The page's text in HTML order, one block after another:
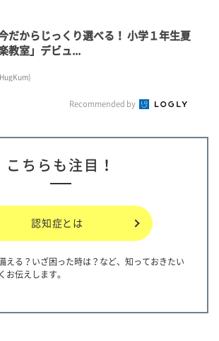
だからじっくり選べる！ 小学１年生夏
教室」デビュ...
Recommended by
こちらも注目！
認知症とは
える？いざ困った時は？など、知っておきたい
伝えします。